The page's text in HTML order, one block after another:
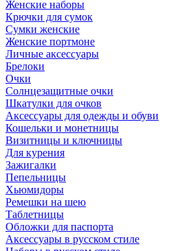
Женские наборы
Крючки для сумок
Сумки женские
Женские портмоне
Личные аксессуары
Брелоки
Очки
Солнцезащитные очки
Шкатулки для очков
Аксессуары для одежды и обуви
Кошельки и монетницы
Визитницы и ключницы
Для курения
Зажигалки
Пепельницы
Хьюмидоры
Ремешки на шею
Таблетницы
Обложки для паспорта
Аксессуары в русском стиле